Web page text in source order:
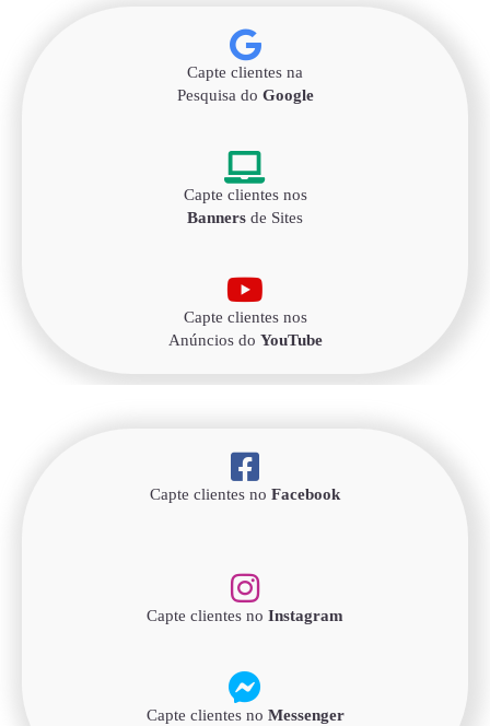
Capte clientes na
Pesquisa do Google
Capte clientes nos
Banners de Sites
Capte clientes nos
Anúncios do YouTube
Capte clientes no Facebook
Capte clientes no Instagram
Capte clientes no Messenger